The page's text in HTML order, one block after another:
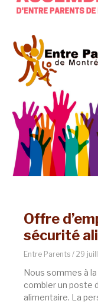
Offre
sécurité
Entre Parents 29
Nous sommes à la
combler un poste
alimentaire. La